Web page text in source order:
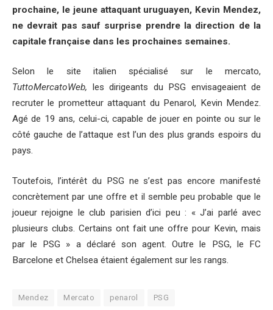
prochaine, le jeune attaquant uruguayen, Kevin Mendez,
ne devrait pas sauf surprise prendre la direction de la
capitale française dans les prochaines semaines.
Selon le site italien spécialisé sur le mercato,
TuttoMercatoWeb, les dirigeants du PSG envisageaient de
recruter le prometteur attaquant du Penarol, Kevin Mendez.
Agé de 19 ans, celui-ci, capable de jouer en pointe ou sur le
côté gauche de l’attaque est l’un des plus grands espoirs du
pays.
Toutefois, l’intérêt du PSG ne s’est pas encore manifesté
concrètement par une offre et il semble peu probable que le
joueur rejoigne le club parisien d’ici peu : « J’ai parlé avec
plusieurs clubs. Certains ont fait une offre pour Kevin, mais
par le PSG » a déclaré son agent. Outre le PSG, le FC
Barcelone et Chelsea étaient également sur les rangs.
Mendez Mercato penarol PSG